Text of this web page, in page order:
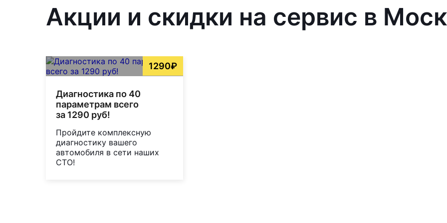
Акции и скидки на сервис в
1290₽
Диагностика по 40
параметрам всего
за 1290 руб!
Пройдите комплексную
диагностику вашего
автомобиля в сети наших
СТО!